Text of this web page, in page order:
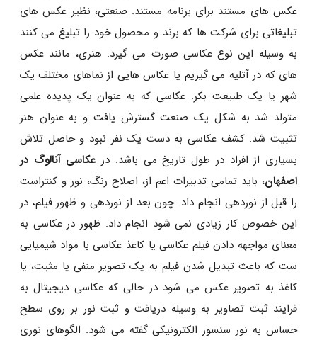
عکس های مستند برای برنامه مستند. صنعتی، نظیر عکس های
تبلیغاتی برای شرکت ها که برند و محصول خود را تبلیغ می کنند
به وسیله این نوع عکاسی صورت می گیرد. هنری، مانند عکس
های که در آتلیه می گیریم یا عکاس هایی از نماهای مختلف یک
شهر یا یک طبیعت بکر. عکاسی که به عنوان یک پدیده علمی
متولد شد به ‌شکل یک صنعت گسترش یافت و به عنوان هنر
تثبیت شد. کشف عکاسی به دست یک نفر نبود و حاصل تلاش
بسیاری از افراد در طول تاریخ می باشد. در عکاسی آنالوگ در
اصفهان، باید تمامی تدبیرات اعم از، اصلاح رنگ، نور و کنتراست
را قبل از نوردهی انجام داد. چون بعد از نوردهی و ظهور فیلم، در
این خصوص کار زیادی نمی ‌شود انجام داد. ظهور در عکاسی به
معنای مواجهه دادن فیلم عکاسی یا کاغذ عکاسی با مواد شیمیایی
ست که باعث تبدیل شدن فیلم به یک تصویر منفی یا مثبت، یا
کاغذ به تصویر عکس می ‌شود در حالی که عکاسی دیجیتال به
فرایند ثبت تصاویر به وسیله دریافت و ثبت نور بر روی سطح
حساس به نور سنسور الکترونیکی گفته می‌ شود. الگوهای نوری